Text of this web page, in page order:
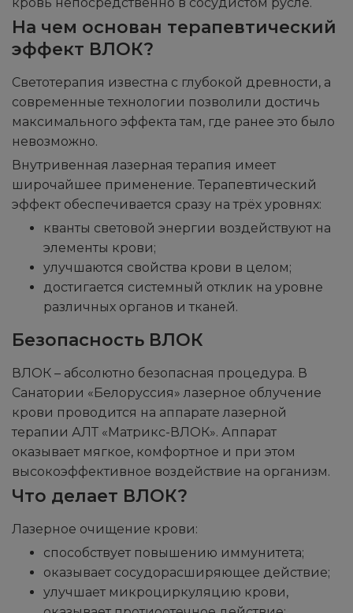
На чем основан терапевтический
эффект ВЛОК?
Светотерапия известна с глубокой древности, а
современные технологии позволили достичь
максимального эффекта там, где ранее это было
невозможно.
Внутривенная лазерная терапия имеет
широчайшее применение. Терапевтический
эффект обеспечивается сразу на трёх уровнях:
кванты световой энергии воздействуют на
элементы крови;
улучшаются свойства крови в целом;
достигается системный отклик на уровне
различных органов и тканей.
Безопасность ВЛОК
ВЛОК – абсолютно безопасная процедура. В
Санатории «Белоруссия» лазерное облучение
крови проводится на аппарате лазерной
терапии АЛТ «Матрикс-ВЛОК». Аппарат
оказывает мягкое, комфортное и при этом
высокоэффективное воздействие на организм.
Что делает ВЛОК?
Лазерное очищение крови:
способствует повышению иммунитета;
оказывает сосудорасширяющее действие;
улучшает микроциркуляцию крови,